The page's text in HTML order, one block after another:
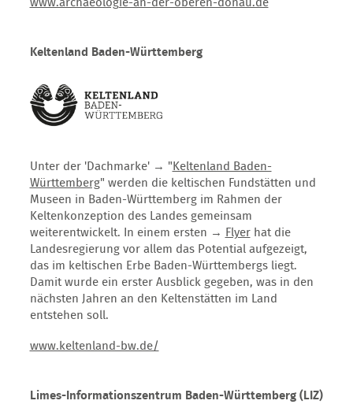
www.archaeologie-an-der-oberen-donau.de
Keltenland Baden-Württemberg
Unter der 'Dachmarke' → " Keltenland Baden-
Württemberg" werden die keltischen Fundstätten und
Museen in Baden-Württemberg im Rahmen der
Keltenkonzeption des Landes gemeinsam
weiterentwickelt. I n einem ersten → Flyerhat die
Landesregierung vor allem das Potential aufgezeigt,
das im keltischen Erbe Baden-Württembergs liegt.
Damit wurde ein erster Ausblick gegeben, was in den
nächsten Jahren an den Keltenstätten im Land
entstehen soll.
www.keltenland-bw.de/
Limes-Informationszentrum Baden-Württemberg (LIZ)